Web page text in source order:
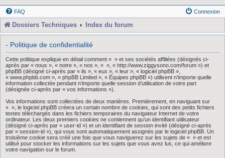
FAQ Connexion
Dossiers Techniques Index du forum
- Politique de confidentialité
Cette politique explique en détail comment « » et ses sociétés affiliées (désignés ci-
après par « nous », « notre », « nos », « », « http://www.ziggysono.com/forum ») et
phpBB (désigné ci-après par « ils », « eux », « leur », « logiciel phpBB »,
« www.phpbb.com », « phpBB Limited », « Équipes phpBB ») utilisent n’importe quelle
information collectée pendant n’importe quelle session d’utilisation de votre part
(désignée ci-après par « vos informations »).
Vos informations sont collectées de deux manières. Premièrement, en naviguant sur
« », le logiciel phpBB créera un certain nombre de cookies, qui sont des petits fichiers
textes téléchargés dans les fichiers temporaires du navigateur Internet de votre
ordinateur. Les deux premiers cookies ne contiennent qu’un identifiant utilisateur
(désigné ci-après par « user-id ») et un identifiant de session invité (désigné ci-après
par « session-id »), qui vous sont automatiquement assignés par le logiciel phpBB. Un
troisième cookie sera créé une fois que vous naviguerez sur les sujets de « » et est
utilisé pour stocker les informations sur les sujets que vous avez lus, ce qui améliore
votre navigation sur le forum.